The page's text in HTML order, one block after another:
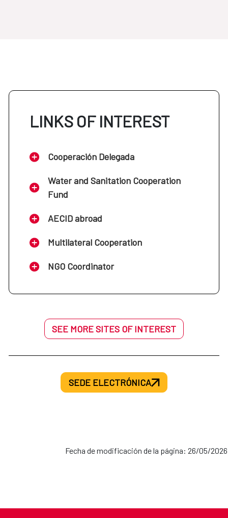
LINKS OF INTEREST
Cooperación Delegada
Water and Sanitation Cooperation
Fund
AECID abroad
Multilateral Cooperation
NGO Coordinator
SEE MORE SITES OF INTEREST
SEDE ELECTRÓNICA
Fecha de modificación de la página: 26/05/2026